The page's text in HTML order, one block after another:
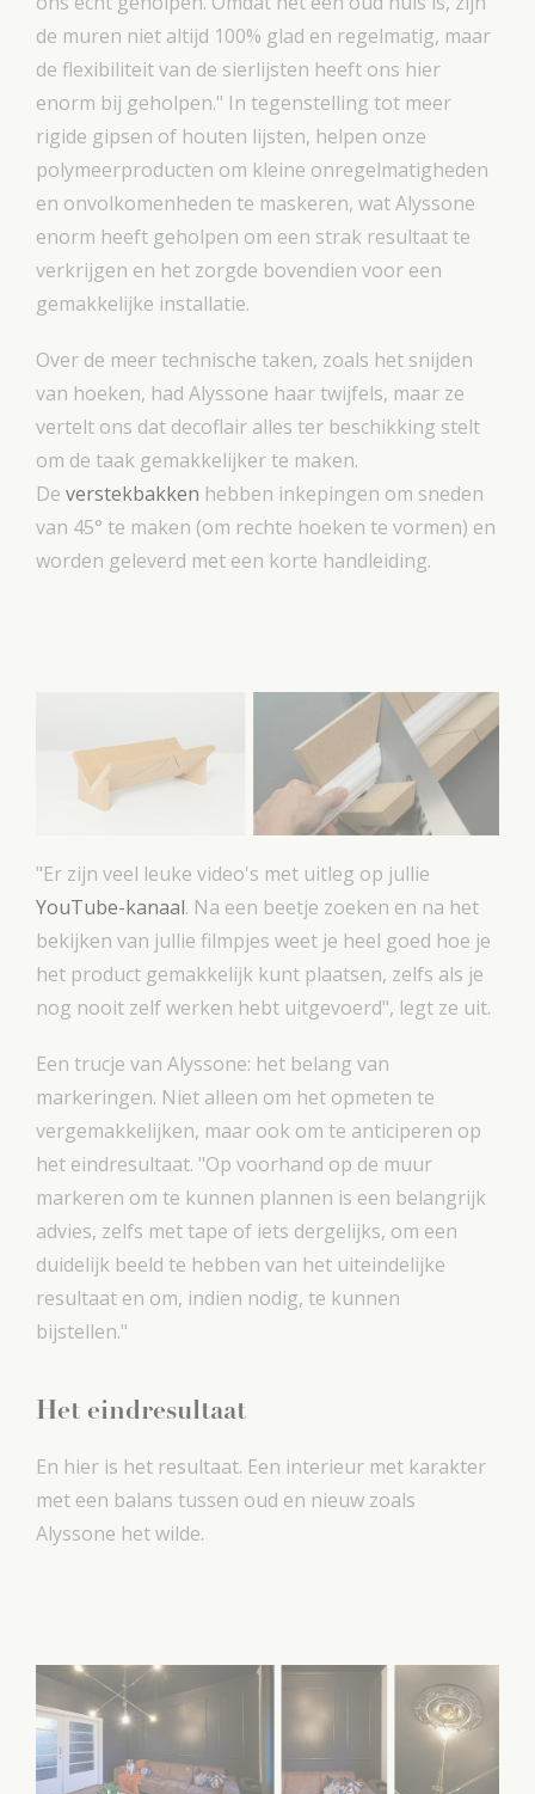
de muren niet altijd 100% glad en regelmatig, maar
de flexibiliteit van de sierlijsten heeft ons hier
enorm bij geholpen." In tegenstelling tot meer
rigide gipsen of houten lijsten, helpen onze
polymeerproducten om kleine onregelmatigheden
en onvolkomenheden te maskeren, wat Alyssone
enorm heeft geholpen om een strak resultaat te
verkrijgen en het zorgde bovendien voor een
gemakkelijke installatie.
Over de meer technische taken, zoals het snijden
van hoeken, had Alyssone haar twijfels, maar ze
vertelt ons dat decoflair alles ter beschikking stelt
om de taak gemakkelijker te maken.
De verstekbakken hebben inkepingen om sneden
van 45° te maken (om rechte hoeken te vormen) en
worden geleverd met een korte handleiding.
"Er zijn veel leuke video's met uitleg op jullie
YouTube-kanaal. Na een beetje zoeken en na het
bekijken van jullie filmpjes weet je heel goed hoe je
het product gemakkelijk kunt plaatsen, zelfs als je
nog nooit zelf werken hebt uitgevoerd", legt ze uit.
Een trucje van Alyssone: het belang van
markeringen. Niet alleen om het opmeten te
vergemakkelijken, maar ook om te anticiperen op
het eindresultaat. "Op voorhand op de muur
markeren om te kunnen plannen is een belangrijk
advies, zelfs met tape of iets dergelijks, om een
duidelijk beeld te hebben van het uiteindelijke
resultaat en om, indien nodig, te kunnen
bijstellen."
Het eindresultaat
En hier is het resultaat. Een interieur met karakter
met een balans tussen oud en nieuw zoals
Alyssone het wilde.